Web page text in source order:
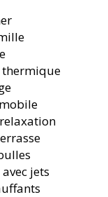
thermique
jets